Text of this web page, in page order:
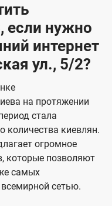
если нужно
интернет
ул., 5/2?
на протяжении
стала
количества киевлян.
огромное
которые позволяют
самых
сетью.